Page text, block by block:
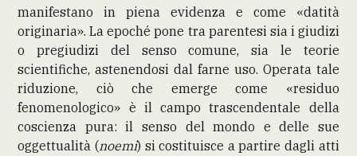
manifestano in piena evidenza e come «datità
originaria». La epoché pone tra parentesi sia i giudizi
o pregiudizi del senso comune, sia le teorie
scientifiche, astenendosi dal farne uso. Operata tale
riduzione, ciò che emerge come «residuo
fenomenologico» è il campo trascendentale della
coscienza pura: il senso del mondo e delle sue
oggettualità (noemi) si costituisce a partire dagli atti